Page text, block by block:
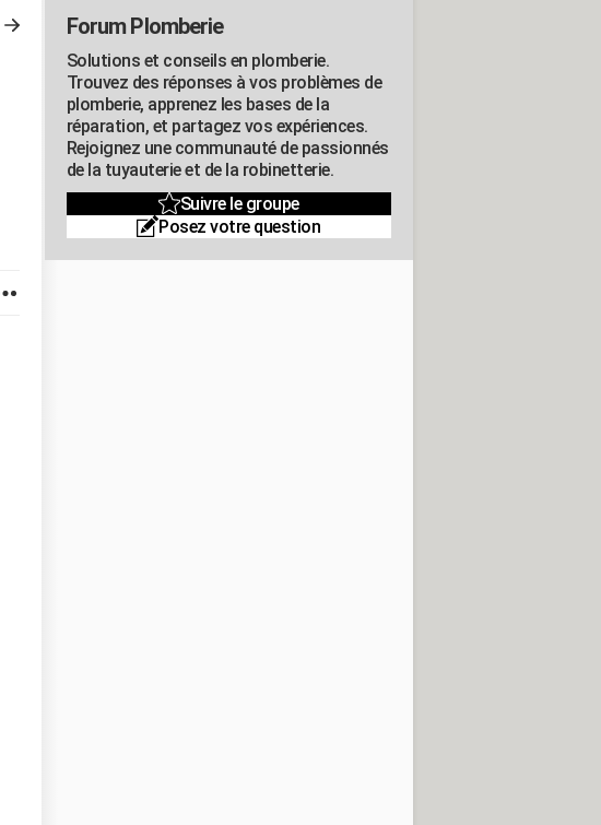
Forum Plomberie
Solutions et conseils en plomberie.
Trouvez des réponses à vos problèmes de
plomberie, apprenez les bases de la
réparation, et partagez vos expériences.
Rejoignez une communauté de passionnés
de la tuyauterie et de la robinetterie.
Suivre le groupe
Posez votre question